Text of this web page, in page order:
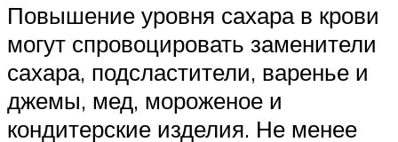
Повышение уровня сахара в крови
могут спровоцировать заменители
сахара, подсластители, варенье и
джемы, мед, мороженое и
кондитерские изделия. Не менее